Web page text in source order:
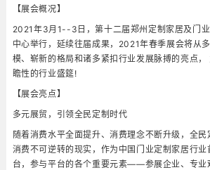
【展会概况】
2021年3月1--3日，第十二届郑州定制家居及门
中心举行，延续往届成果，2021年春季展会将从
模、崭新的格局和诸多紧扣行业发展脉搏的亮点
瞻性的行业盛筵!
【展会亮点】
多元展贸，引领全民定制时代
随着消费水平全面提升、消费理念不断升级，全
消费不可逆转的现实，作为中国门业定制家居行
台，参与平台的各个重要元素——参展企业、专业